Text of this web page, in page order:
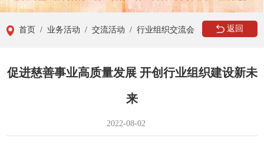
首页 / 业务活动 / 交流活动 / 行业组织交流会 返回
促进慈善事业高质量发展 开创行业组织建设新未
来
2022-08-02